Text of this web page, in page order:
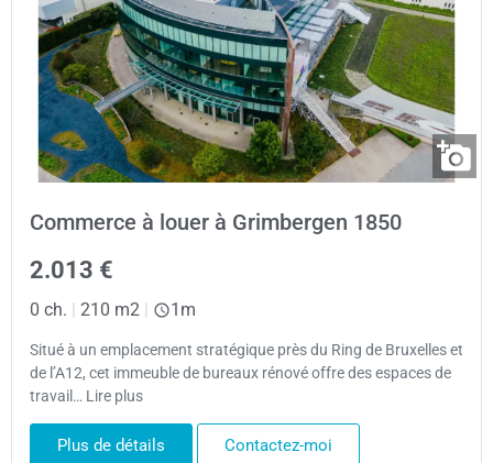
Commerce à louer à Grimbergen 1850
2.013 €
0 ch. | 210 m2 | 1m
Situé à un emplacement stratégique près du Ring de Bruxelles et
de l’A12, cet immeuble de bureaux rénové offre des espaces de
travail… Lire plus
Plus de détails Contactez-moi